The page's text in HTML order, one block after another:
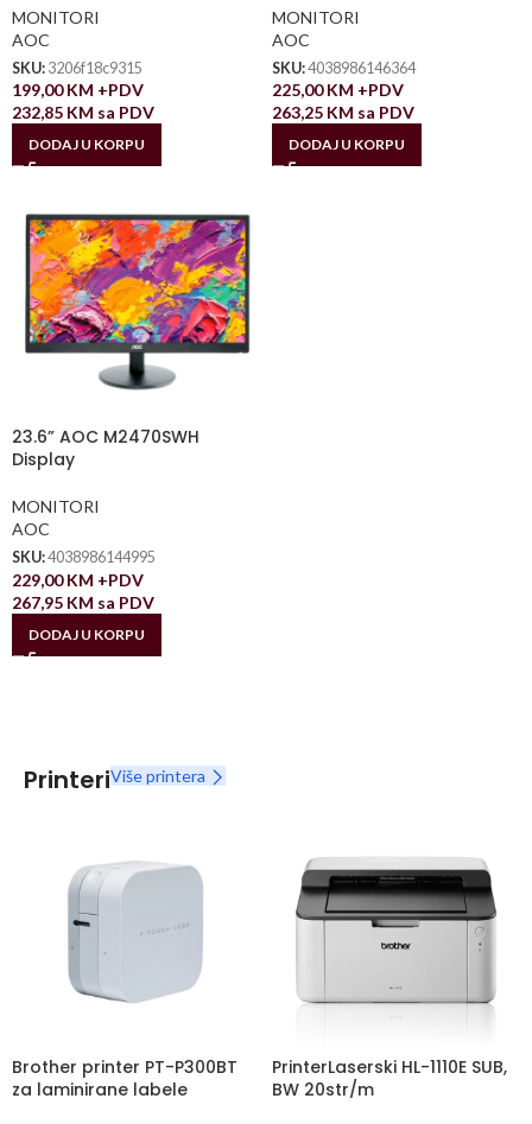
MONITORI
AOC
SKU: 3206f18c9315
199,00KM +PDV
232,85 KM sa PDV
DODAJ U KORPU
MONITORI
AOC
SKU:4038986146364
225,00KM +PDV
263,25 KM sa PDV
DODAJ U KORPU
23.6” AOC M2470SWH
Display
MONITORI
AOC
SKU:4038986144995
229,00KM +PDV
267,95 KM sa PDV
DODAJ U KORPU
PrinteriViše printera
Brother printer PT-P300BT
za laminirane labele
PrinterLaserski HL-1110E SUB,
BW 20str/m